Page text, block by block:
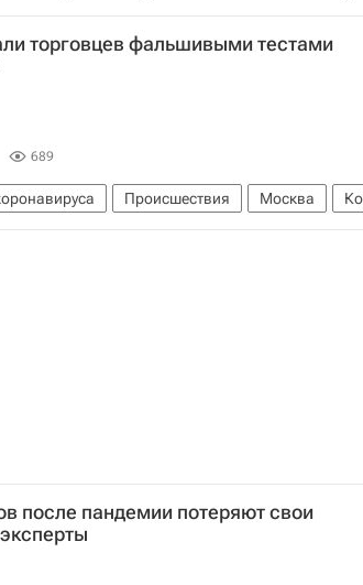
России (Минпросвещения России)
и высшего образования РФ (Минобрнауки
торговцев фальшивыми тестами
689
Происшествия Москва
после пандемии потеряют свои